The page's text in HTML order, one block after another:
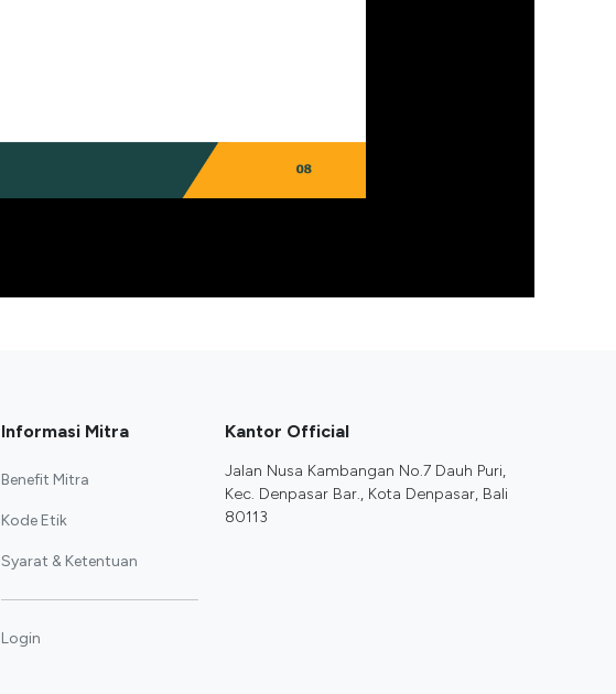
Informasi Mitra
Benefit Mitra
Kode Etik
Syarat & Ketentuan
Login
Kantor Official
Jalan Nusa Kambangan No.7 Dauh Puri,
Kec. Denpasar Bar., Kota Denpasar, Bali
80113